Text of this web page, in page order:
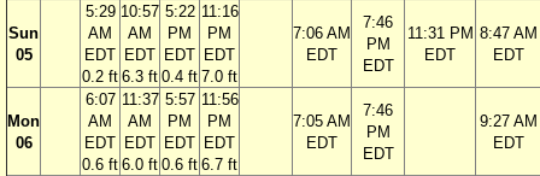
Sun
05
5:29
AM
EDT
0.2 ft
10:57
AM
EDT
6.3 ft
5:22
PM
EDT
0.4 ft
11:16
PM
EDT
7.0 ft
7:06 AM
EDT
7:46
PM
EDT
11:31 PM
EDT
8:47 AM
EDT
Mon
06
6:07
AM
EDT
0.6 ft
11:37
AM
EDT
6.0 ft
5:57
PM
EDT
0.6 ft
11:56
PM
EDT
6.7 ft
7:05 AM
EDT
7:46
PM
EDT
9:27 AM
EDT